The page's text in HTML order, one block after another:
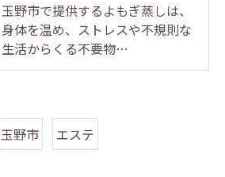
玉野市で提供するよもぎ蒸しは、
身体を温め、ストレスや不規則な
生活からくる不要物…
玉野市 エステ